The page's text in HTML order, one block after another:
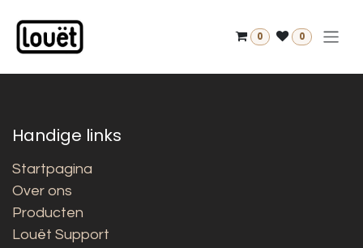
0 0
Handige links
Startpagina
Over ons
Producten
Louët Support